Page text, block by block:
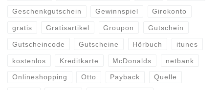
Geschenkgutschein Gewinnspiel Girokonto
gratis Gratisartikel Groupon Gutschein
Gutscheincode Gutscheine Hörbuch itunes
kostenlos Kreditkarte McDonalds netbank
Onlineshopping Otto Payback Quelle